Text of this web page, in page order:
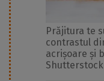
Prăjitura te
contrastul
acrișoare și
Shutterstock